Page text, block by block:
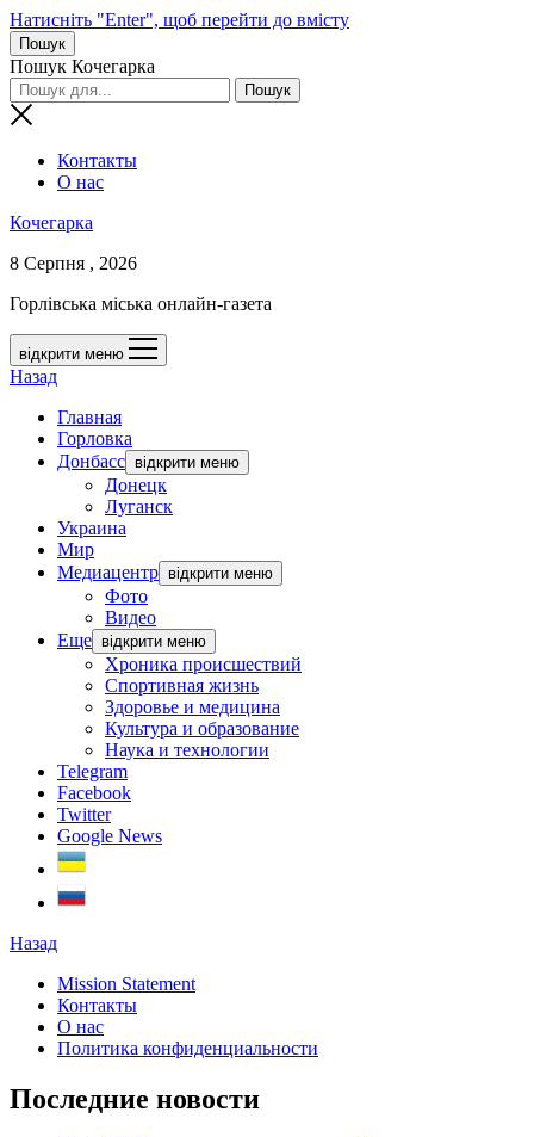
Натисніть "Enter", щоб перейти до вмісту
Пошук
Пошук Кочегарка
Контакты
О нас
Кочегарка
8 Серпня , 2026
Горлівська міська онлайн-газета
відкрити меню
Назад
Главная
Горловка
Донбасс відкрити меню
Донецк
Луганск
Украина
Мир
Медиацентр відкрити меню
Фото
Видео
Еще відкрити меню
Хроника происшествий
Спортивная жизнь
Здоровье и медицина
Культура и образование
Наука и технологии
Telegram
Facebook
Twitter
Google News
Назад
Mission Statement
Контакты
О нас
Политика конфиденциальности
Последние новости